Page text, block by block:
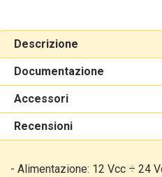
Descrizione
Documentazione
Accessori
Recensioni
- Alimentazione: 12 Vcc ÷ 24